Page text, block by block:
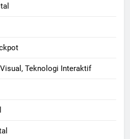
Teknologi Interaktif